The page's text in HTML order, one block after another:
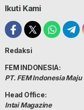
Ikuti Kami
Redaksi
FEM INDONESIA:
PT. FEM Indonesia Maju
Head Office:
Intai Magazine